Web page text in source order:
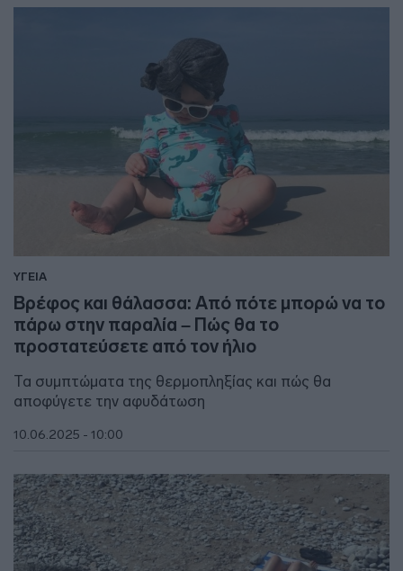
ΥΓΕΙΑ
Βρέφος και θάλασσα: Από πότε μπορώ να το
πάρω στην παραλία – Πώς θα το
προστατεύσετε από τον ήλιο
Τα συμπτώματα της θερμοπληξίας και πώς θα
αποφύγετε την αφυδάτωση
10.06.2025 - 10:00